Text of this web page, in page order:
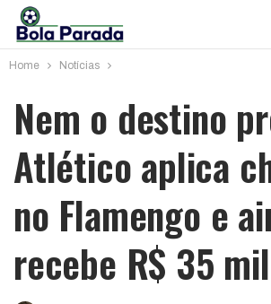
Home Notícias
Nem o destino
Atlético aplica
no Flamengo e
recebe R$ 35